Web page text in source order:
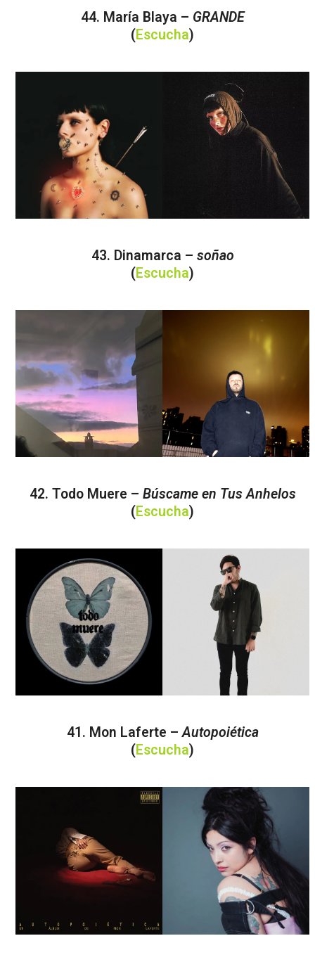
44. María Blaya – GRANDE
(Escucha)
43. Dinamarca – soñao
(Escucha)
42. Todo Muere – Búscame en Tus Anhelos
(Escucha)
41. Mon Laferte –Autopoiética
(Escucha)